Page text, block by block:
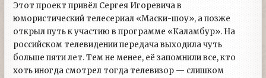
Этот проект привёл Сергея Игоревича в
юмористический телесериал «Маски-шоу», а позже
открыл путь к участию в программе «Каламбур». На
российском телевидении передача выходила чуть
больше пяти лет. Тем не менее, её запомнили все, кто
хоть иногда смотрел тогда телевизор — слишком